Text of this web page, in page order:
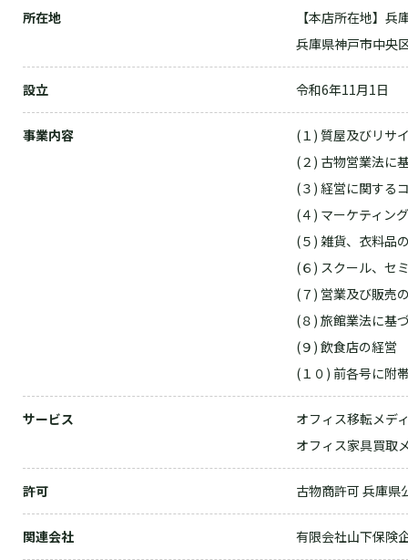
所在地
【本店所在地】
兵庫県神戸市中央
設立 令和6年11月1日
事業内容
(１) 質屋及びリサ
(２) 古物営業法に
(３) 経営に関する
(４) マーケティン
(５) 雑貨、衣料品
(６) スクール、セ
(７) 営業及び販売
(８) 旅館業法に基
(９) 飲食店の経営
(１０) 前各号に附
サービス
オフィス移転メ
オフィス家具買
許可 古物商許可 兵庫県
関連会社 有限会社山下保険